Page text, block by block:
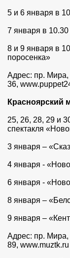
5 и 6 января в
7 января в
8 и 9 января в
поросенка»
Адрес: пр. Мира,
36,
Красноярский
25, 26, 28, 29 и
спектакля
3 января –
4 января -
6 января -
8 января –
9 января –
Адрес: пр. Мира,
89, www.muztk.ru